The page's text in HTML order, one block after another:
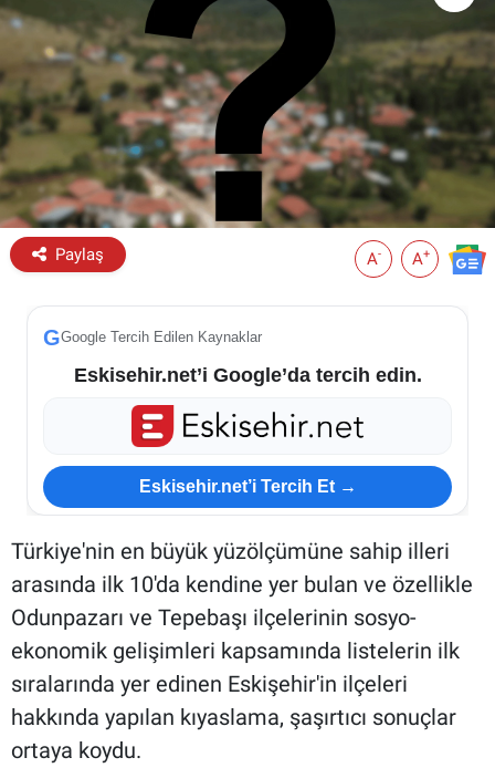
Paylaş A- A+
GGoogle Tercih Edilen Kaynaklar
Eskisehir.net’i Google’da tercih edin.
Eskisehir.net’i Tercih Et →
Türkiye'nin en büyük yüzölçümüne sahip illeri
arasında ilk 10'da kendine yer bulan ve özellikle
Odunpazarı ve Tepebaşı ilçelerinin sosyo-
ekonomik gelişimleri kapsamında listelerin ilk
sıralarında yer edinen Eskişehir'in ilçeleri
hakkında yapılan kıyaslama, şaşırtıcı sonuçlar
ortaya koydu.
Eskişehir Haber İçerikleri
Eskişehir Hava Durumu
Eskişehir Tramvay Saatleri
Eskişehir Otobüs Saatleri